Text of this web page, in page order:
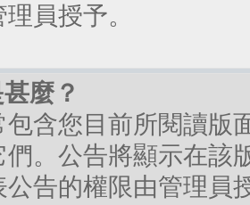
員授予。
麼？
包含您目前所閱讀版
們。公告將顯示在該
公告的權限由管理員